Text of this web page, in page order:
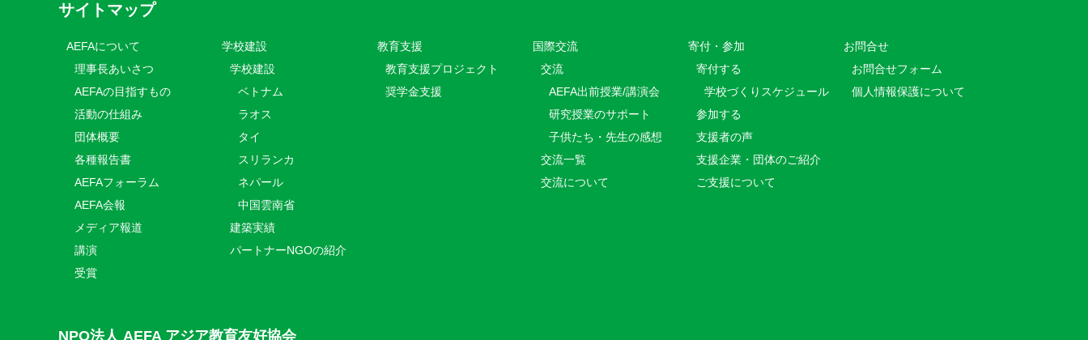
サイトマップ
AEFAについて
理事長あいさつ
AEFAの目指すもの
活動の仕組み
団体概要
各種報告書
AEFAフォーラム
AEFA会報
メディア報道
講演
受賞
学校建設
学校建設
ベトナム
ラオス
タイ
スリランカ
ネパール
中国雲南省
建築実績
パートナーNGOの紹介
教育⽀援
教育⽀援プロジェクト
奨学金支援
国際交流
交流
AEFA出前授業/講演会
研究授業のサポート
子供たち・先生の感想
交流一覧
交流について
寄付・参加
寄付する
学校づくりスケジュール
参加する
支援者の声
支援企業・団体のご紹介
ご支援について
お問合せ
お問合せフォーム
個人情報保護について
NPO法人 AEFA アジア教育友好協会